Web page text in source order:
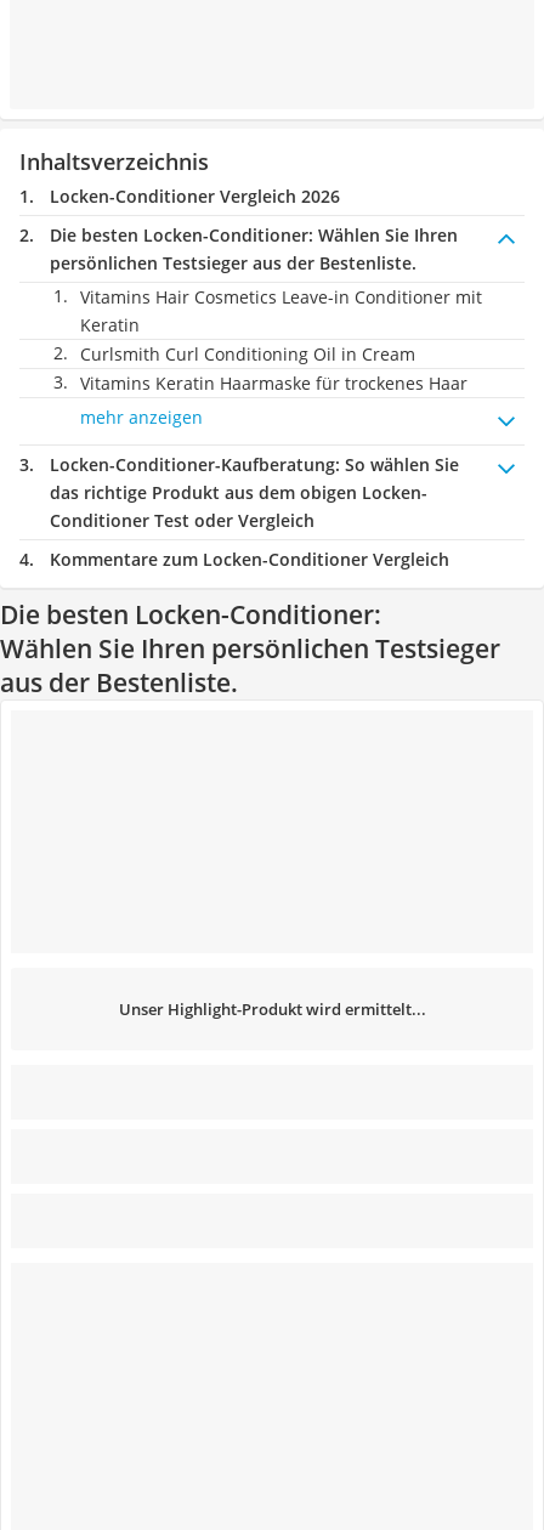
Inhaltsverzeichnis
Locken-Conditioner Vergleich 2026
Die besten Locken-Conditioner: Wählen Sie Ihren
persönlichen Testsieger aus der Bestenliste.
Vitamins Hair Cosmetics Leave-in Conditioner mit
Keratin
Curlsmith Curl Conditioning Oil in Cream
Vitamins Keratin Haarmaske für trockenes Haar
mehr anzeigen
Locken-Conditioner-Kaufberatung: So wählen Sie
das richtige Produkt aus dem obigen Locken-
Conditioner Test oder Vergleich
Kommentare zum Locken-Conditioner Vergleich
Die besten Locken-Conditioner:
Wählen Sie Ihren persönlichen Testsieger
aus der Bestenliste.
Unser Highlight-Produkt wird ermittelt...